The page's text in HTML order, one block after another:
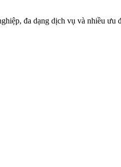
đa dạng dịch vụ và nhiều ưu